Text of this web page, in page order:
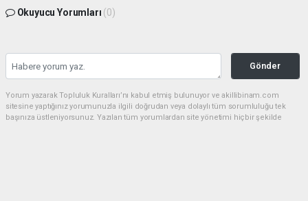
Okuyucu Yorumları (0)
Gönder
Yorum yazarak Topluluk Kuralları’nı kabul etmiş bulunuyor ve akillibinam.com
sitesine yaptığınız yorumunuzla ilgili doğrudan veya dolaylı tüm sorumluluğu tek
başınıza üstleniyorsunuz. Yazılan tüm yorumlardan site yönetimi hiçbir şekilde